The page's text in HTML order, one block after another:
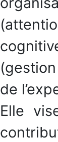
de
Elle